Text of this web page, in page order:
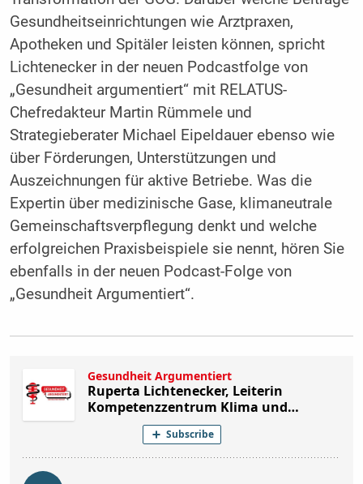
Gesundheitseinrichtungen wie Arztpraxen,
Apotheken und Spitäler leisten können, spricht
Lichtenecker in der neuen Podcastfolge von
„Gesundheit argumentiert“ mit RELATUS-
Chefredakteur Martin Rümmele und
Strategieberater Michael Eipeldauer ebenso wie
über Förderungen, Unterstützungen und
Auszeichnungen für aktive Betriebe. Was die
Expertin über medizinische Gase, klimaneutrale
Gemeinschaftsverpflegung denkt und welche
erfolgreichen Praxisbeispiele sie nennt, hören Sie
ebenfalls in der neuen Podcast-Folge von
„Gesundheit Argumentiert“.